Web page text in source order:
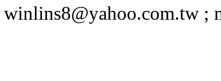
winlins8@yahoo.com.tw ;